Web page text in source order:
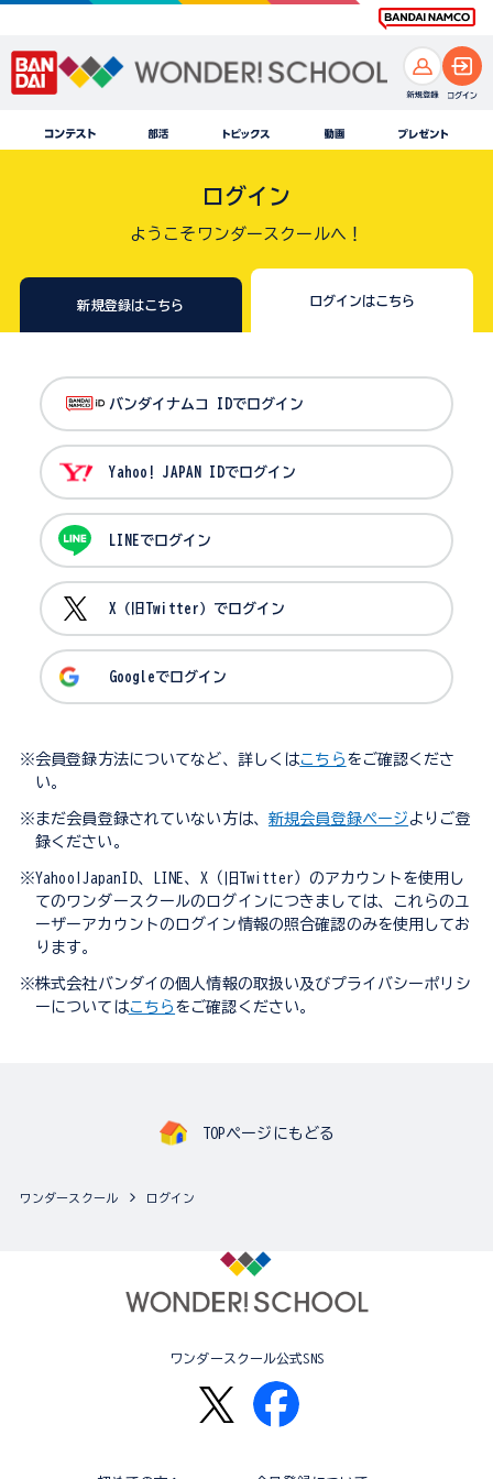
ログイン
ようこそワンダースクールへ！
新規登録はこちら ログインはこちら
バンダイナムコ IDでログイン
Yahoo! JAPAN IDでログイン
LINEでログイン
X（旧Twitter）でログイン
Googleでログイン
※会員登録方法についてなど、詳しくはこちら をご確認くださ
い。
※まだ会員登録されていない方は、 新規会員登録ページ よりご登
録ください。
※Yahoo!JapanID、LINE、X（旧Twitter）のアカウントを使用し
てのワンダースクールのログインにつきましては、これらのユ
ーザーアカウントのログイン情報の照合確認のみを使用してお
ります。
※株式会社バンダイの個人情報の取扱い及びプライバシーポリシ
ーについてはこちら をご確認ください。
TOPページにもどる
ワンダースクール ログイン
ワンダースクール公式SNS